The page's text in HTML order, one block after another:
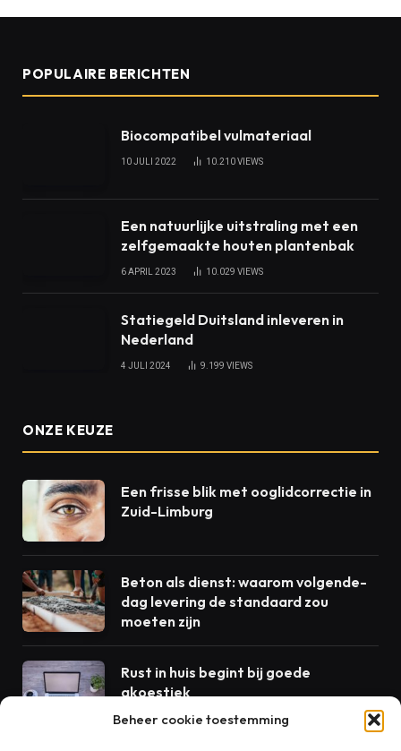
Beheer cookie toestemming
POPULAIRE BERICHTEN
Biocompatibel vulmateriaal
10 JULI 2022 10.210VIEWS
Een natuurlijke uitstraling met een
zelfgemaakte houten plantenbak
6 APRIL 2023 10.029 VIEWS
Statiegeld Duitsland inleveren in
Nederland
4 JULI 2024 9.199 VIEWS
ONZE KEUZE
Een frisse blik met ooglidcorrectie in
Zuid-Limburg
Beton als dienst: waarom volgende-
dag levering de standaard zou
moeten zijn
Rust in huis begint bij goede
akoestiek